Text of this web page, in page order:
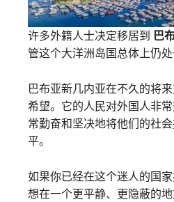
许多外籍人士决定移居到 巴
管这个大洋洲岛国总体上仍处
巴布亚新几内亚在不久的将
希望。它的人民对外国人非
常勤奋和坚决地将他们的社
平。
如果你已经在这个迷人的国
想在一个更平静、更隐蔽的